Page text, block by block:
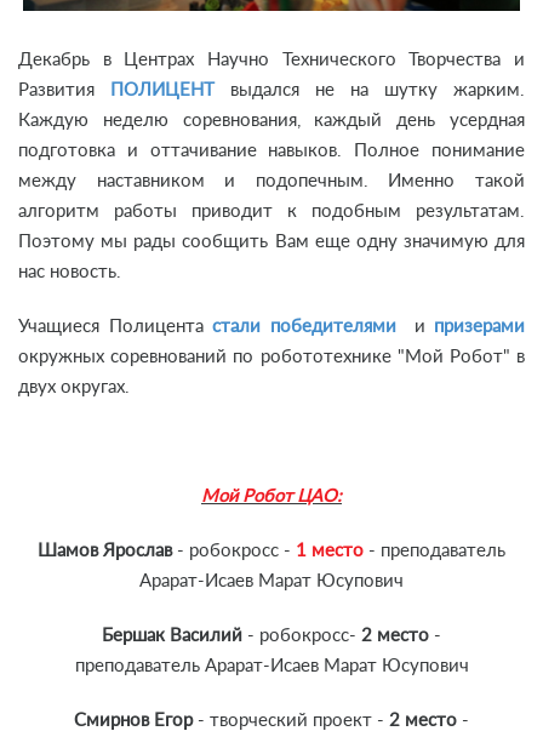
Декабрь в Центрах Научно Технического Творчества и
Развития
ПОЛИЦЕНТвыдался не на шутку жарким.
Каждую неделю соревнования, каждый день усердная
подготовка и оттачивание навыков. Полное понимание
между наставником и подопечным. Именно такой
алгоритм работы приводит к подобным результатам.
Поэтому мы рады сообщить Вам еще одну значимую для
нас новость.
Учащиеся Полицента стали победителямии призерами
окружных соревнований по робототехнике "Мой Робот" в
двух округах.
Мой Робот ЦАО:
Шамов Ярослав- робокросс - 1 место - преподаватель
Арарат-Исаев Марат Юсупович
Бершак Василий - робокросс- 2 место -
преподаватель Арарат-Исаев Марат Юсупович
Смирнов Егор- творческий проект - 2 место -